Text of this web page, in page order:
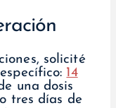
solicité
específico: 14
una dosis
tres días de